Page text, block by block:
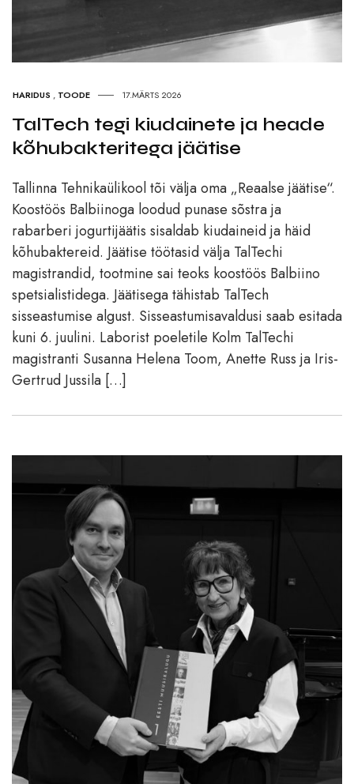
HARIDUS , TOODE 17.MÄRTS 2026
TalTech tegi kiudainete ja heade
kõhubakteritega jäätise
Tallinna Tehnikaülikool tõi välja oma „Reaalse jäätise“.
Koostöös Balbiinoga loodud punase sõstra ja
rabarberi jogurtijäätis sisaldab kiudaineid ja häid
kõhubaktereid. Jäätise töötasid välja TalTechi
magistrandid, tootmine sai teoks koostöös Balbiino
spetsialistidega. Jäätisega tähistab TalTech
sisseastumise algust. Sisseastumisavaldusi saab esitada
kuni 6. juulini. Laborist poeletile Kolm TalTechi
magistranti Susanna Helena Toom, Anette Russ ja Iris-
Gertrud Jussila […]